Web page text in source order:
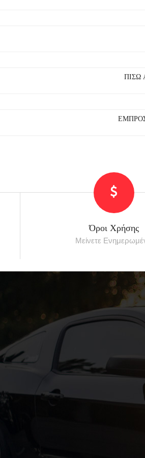
ΠΙΣΩ
Όροι Χρήσης
Μείνετε